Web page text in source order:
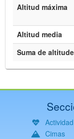
Altitud máxima
Altitud media
Suma de
Actividad
Cimas